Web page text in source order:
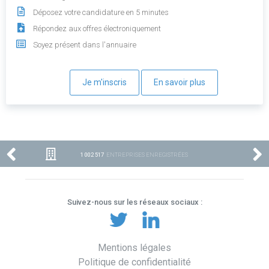
Déposez votre candidature en 5 minutes
Répondez aux offres électroniquement
Soyez présent dans l'annuaire
Je m'inscris En savoir plus
1 002 517 ENTREPRISES ENREGISTRÉES
Suivez-nous sur les réseaux sociaux :
Mentions légales
Politique de confidentialité